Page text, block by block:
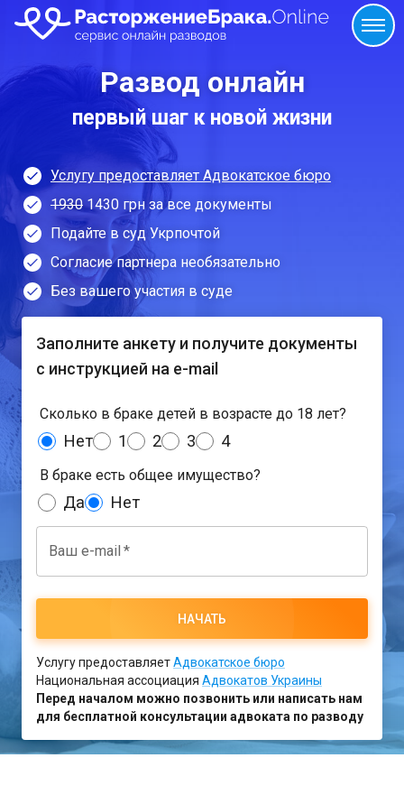
Развод онлайн
первый шаг к новой жизни
Услугу предоставляет Адвокатское бюро
19301430 грн за все документы
Подайте в суд Укрпочтой
Согласие партнера необязательно
Без вашего участия в суде
Заполните анкету и получите документы
с инструкцией на e-mail
Сколько в браке детей в возрасте до 18 лет?
Нет 1 2 3 4
В браке есть общее имущество?
Да Нет
Ваш e-mail *
НАЧАТЬ
Услугу предоставляетАдвокатское бюро
Национальная ассоциация Адвокатов Украины
Перед началом можно позвонить или написать нам
для бесплатной консультации адвоката по разводу